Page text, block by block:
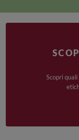
Scopri